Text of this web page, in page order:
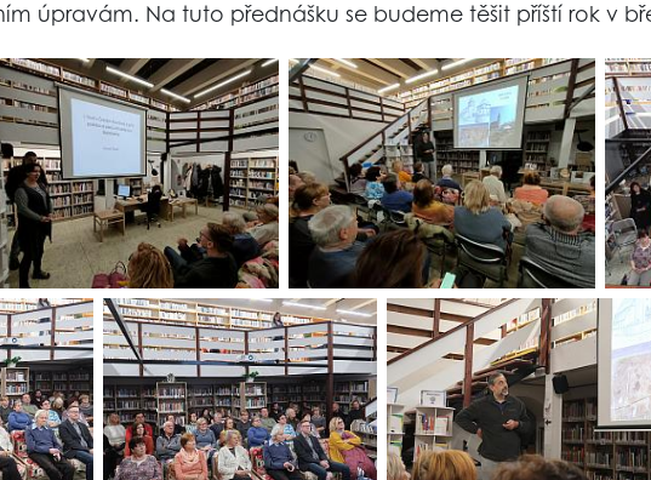
úpravám. Na tuto přednášku se budeme těšit příští rok v